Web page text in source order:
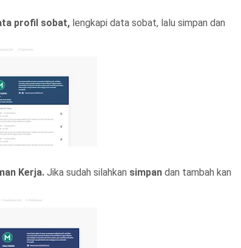
profil sobat, lengkapi data sobat, lalu simpan dan
Kerja. Jika sudah silahkan simpan dan tambah kan